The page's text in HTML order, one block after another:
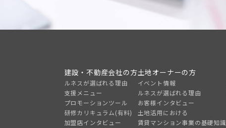
建設・不動産会社の方
ルネスが選ばれる理由
支援メニュー
プロモーションツール
研修カリキュラム(有料)
加盟店インタビュー
土地オーナーの方
イベント情報
ルネスが選ばれる理由
お客様インタビュー
土地活用における
賃貸マンション事業の基礎知識